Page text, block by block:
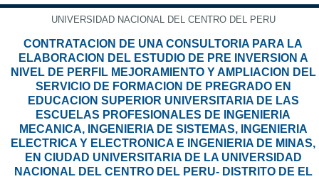
UNIVERSIDAD NACIONAL DEL CENTRO DEL PERU
CONTRATACION DE UNA CONSULTORIA PARA LA
ELABORACION DEL ESTUDIO DE PRE INVERSION A
NIVEL DE PERFIL MEJORAMIENTO Y AMPLIACION DEL
SERVICIO DE FORMACION DE PREGRADO EN
EDUCACION SUPERIOR UNIVERSITARIA DE LAS
ESCUELAS PROFESIONALES DE INGENIERIA
MECANICA, INGENIERIA DE SISTEMAS, INGENIERIA
ELECTRICA Y ELECTRONICA E INGENIERIA DE MINAS,
EN CIUDAD UNIVERSITARIA DE LA UNIVERSIDAD
NACIONAL DEL CENTRO DEL PERU- DISTRITO DE EL